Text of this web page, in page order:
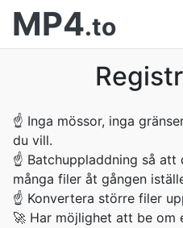
MP4.to
☝ Inga mössor, inga
du vill.
☝ Batchuppladdning så att
många filer åt gången
☝ Konvertera större filer
🚀 Har möjlighet att be om